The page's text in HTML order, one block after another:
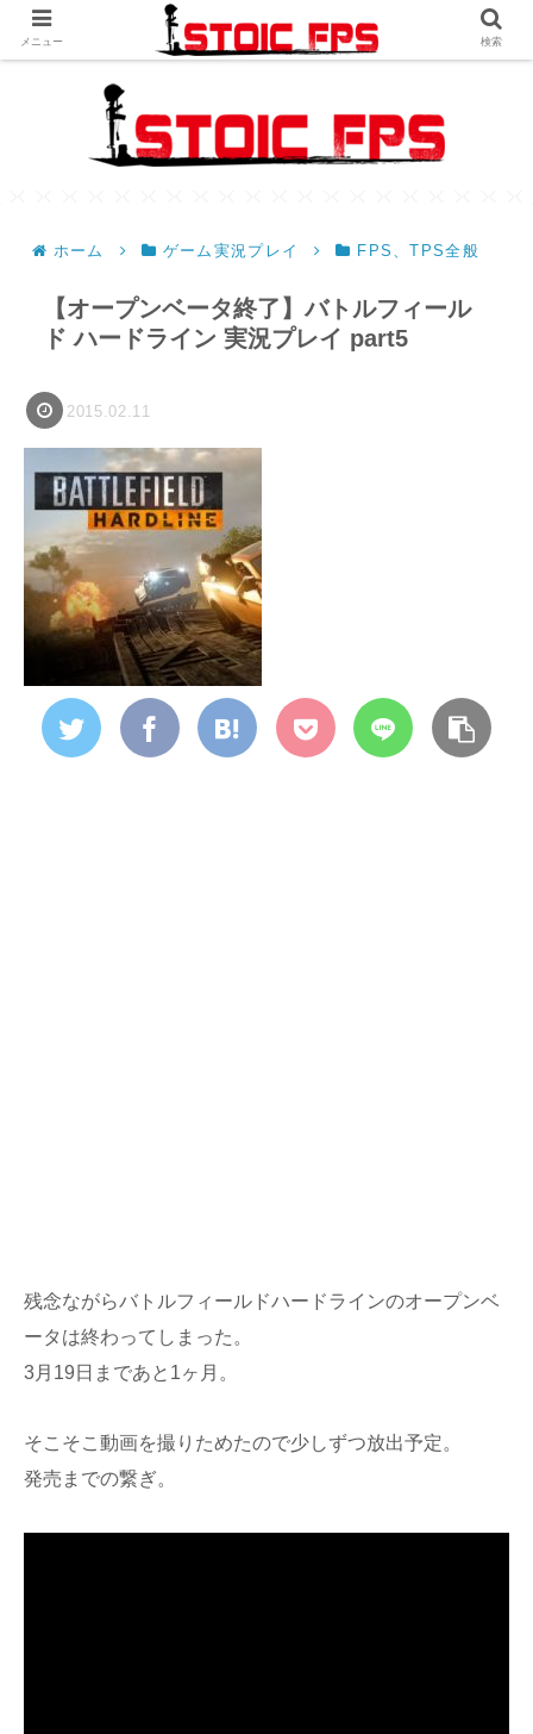
ホーム ゲーム実況プレイ FPS、TPS全般
【オープンベータ終了】バトルフィール
ド ハードライン 実況プレイ part5
2015.02.11
残念ながらバトルフィールドハードラインのオープンベ
ータは終わってしまった。
3月19日まであと1ヶ月。
そこそこ動画を撮りためたので少しずつ放出予定。
発売までの繋ぎ。
メニュー 検索